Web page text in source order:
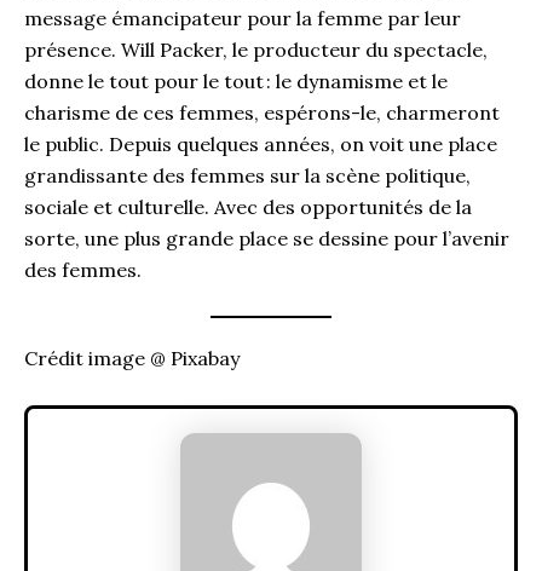
message émancipateur pour la femme par leur
présence. Will Packer, le producteur du spectacle,
donne le tout pour le tout : le dynamisme et le
charisme de ces femmes, espérons-le, charmeront
le public. Depuis quelques années, on voit une place
grandissante des femmes sur la scène politique,
sociale et culturelle. Avec des opportunités de la
sorte, une plus grande place se dessine pour l’avenir
des femmes.
Crédit image @ Pixabay